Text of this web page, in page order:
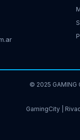
© 2025 GAMING
GamingCity |